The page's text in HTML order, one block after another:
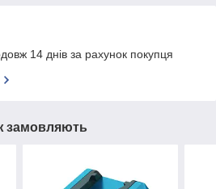
14 днів за рахунок покупця
замовляють